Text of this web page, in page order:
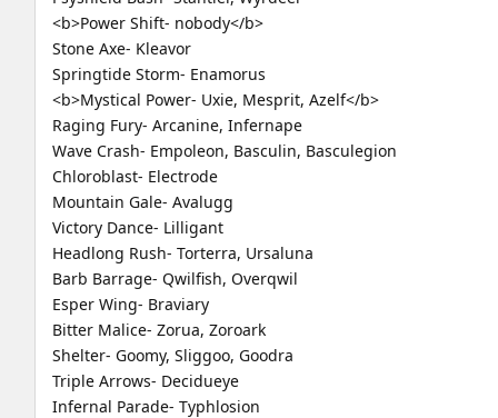
<b>Power Shift- nobody</b>
Stone Axe- Kleavor
Springtide Storm- Enamorus
<b>Mystical Power- Uxie, Mesprit, Azelf</b>
Raging Fury- Arcanine, Infernape
Wave Crash- Empoleon, Basculin, Basculegion
Chloroblast- Electrode
Mountain Gale- Avalugg
Victory Dance- Lilligant
Headlong Rush- Torterra, Ursaluna
Barb Barrage- Qwilfish, Overqwil
Esper Wing- Braviary
Bitter Malice- Zorua, Zoroark
Shelter- Goomy, Sliggoo, Goodra
Triple Arrows- Decidueye
Infernal Parade- Typhlosion